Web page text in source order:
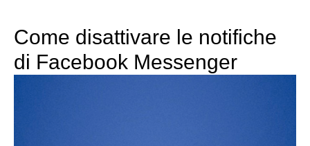
Come disattivare le notifiche
di Facebook Messenger